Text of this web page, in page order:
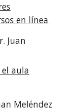
en línea
Juan
aula
Meléndez